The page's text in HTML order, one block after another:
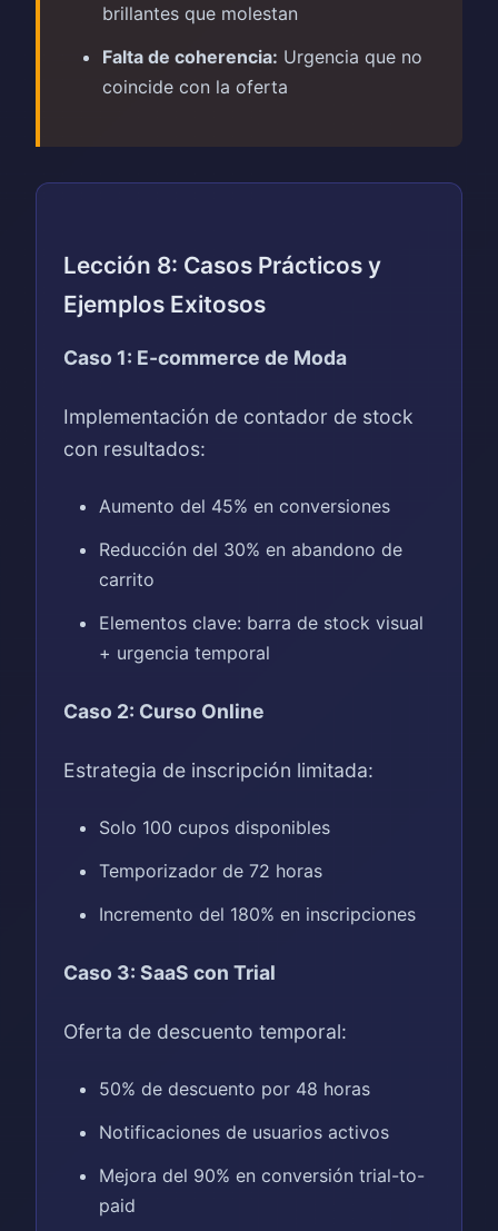
brillantes que molestan
Falta de coherencia: Urgencia que no
coincide con la oferta
Lección 8: Casos Prácticos y
Ejemplos Exitosos
Caso 1: E-commerce de Moda
Implementación de contador de stock
con resultados:
Aumento del 45% en conversiones
Reducción del 30% en abandono de
carrito
Elementos clave: barra de stock visual
+ urgencia temporal
Caso 2: Curso Online
Estrategia de inscripción limitada:
Solo 100 cupos disponibles
Temporizador de 72 horas
Incremento del 180% en inscripciones
Caso 3: SaaS con Trial
Oferta de descuento temporal:
50% de descuento por 48 horas
Notificaciones de usuarios activos
Mejora del 90% en conversión trial-to-
paid